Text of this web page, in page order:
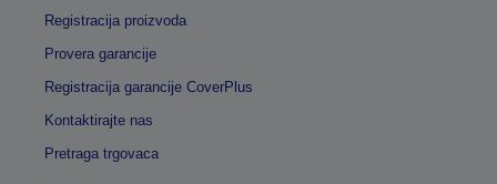
Registracija proizvoda
Provera garancije
Registracija garancije CoverPlus
Kontaktirajte nas
Pretraga trgovaca